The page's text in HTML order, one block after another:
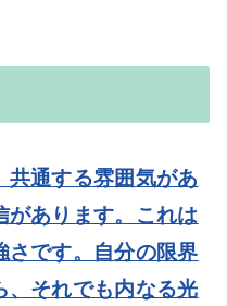
共通する雰囲気があ
があります。これは
さです。自分の限界
、それでも内なる光